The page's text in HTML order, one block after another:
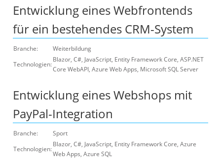
Entwicklung eines Webfrontends
für ein bestehendes CRM-System
Branche:
Weiterbildung
Technologien:
Blazor, C#, JavaScript, Entity Framework Core, ASP.NET
Core WebAPI, Azure Web Apps, Microsoft SQL Server
Entwicklung eines Webshops mit
PayPal-Integration
Branche:
Sport
Technologien:
Blazor, C#, JavaScript, Entity Framework Core, Azure
Web Apps, Azure SQL